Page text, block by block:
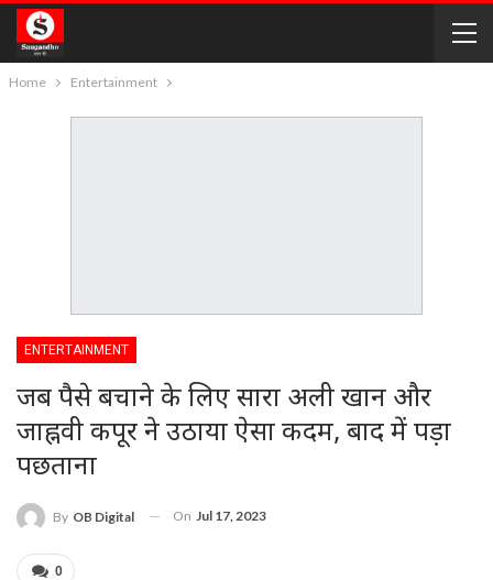
Home Entertainment
ENTERTAINMENT
जब पैसे बचाने के लिए सारा अली खान और
जाह्नवी कपूर ने उठाया ऐसा कदम, बाद में पड़ा
पछताना
By OB Digital On Jul 17, 2023
0